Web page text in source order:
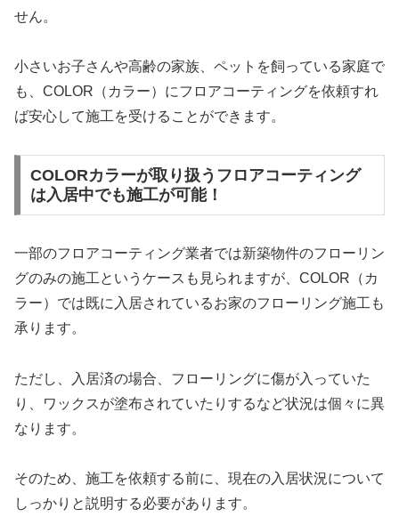
せん。
小さいお子さんや高齢の家族、ペットを飼っている家庭で
も、COLOR（カラー）にフロアコーティングを依頼すれ
ば安心して施工を受けることができます。
COLORカラーが取り扱うフロアコーティング
は入居中でも施工が可能！
一部のフロアコーティング業者では新築物件のフローリン
グのみの施工というケースも見られますが、COLOR（カ
ラー）では既に入居されているお家のフローリング施工も
承ります。
ただし、入居済の場合、フローリングに傷が入っていた
り、ワックスが塗布されていたりするなど状況は個々に異
なります。
そのため、施工を依頼する前に、現在の入居状況について
しっかりと説明する必要があります。